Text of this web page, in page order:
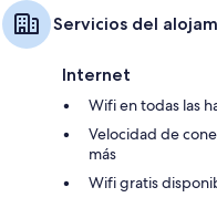
Servicios del
Internet
Wifi en todas las
Velocidad de
más
Wifi gratis